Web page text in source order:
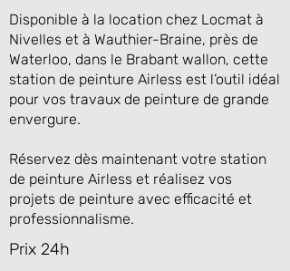
Disponible à la location chez Locmat à
Nivelles et à Wauthier-Braine, près de
Waterloo, dans le Brabant wallon, cette
station de peinture Airless est l’outil idéal
pour vos travaux de peinture de grande
envergure.
Réservez dès maintenant votre station
de peinture Airless et réalisez vos
projets de peinture avec efficacité et
professionnalisme.
Prix 24h